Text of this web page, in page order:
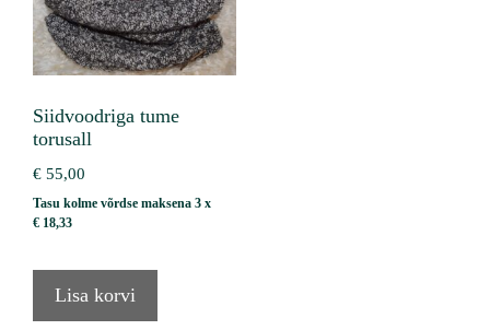
Siidvoodriga tume
torusall
€ 55,00
Tasu kolme võrdse maksena 3 x
€ 18,33
Lisa korvi